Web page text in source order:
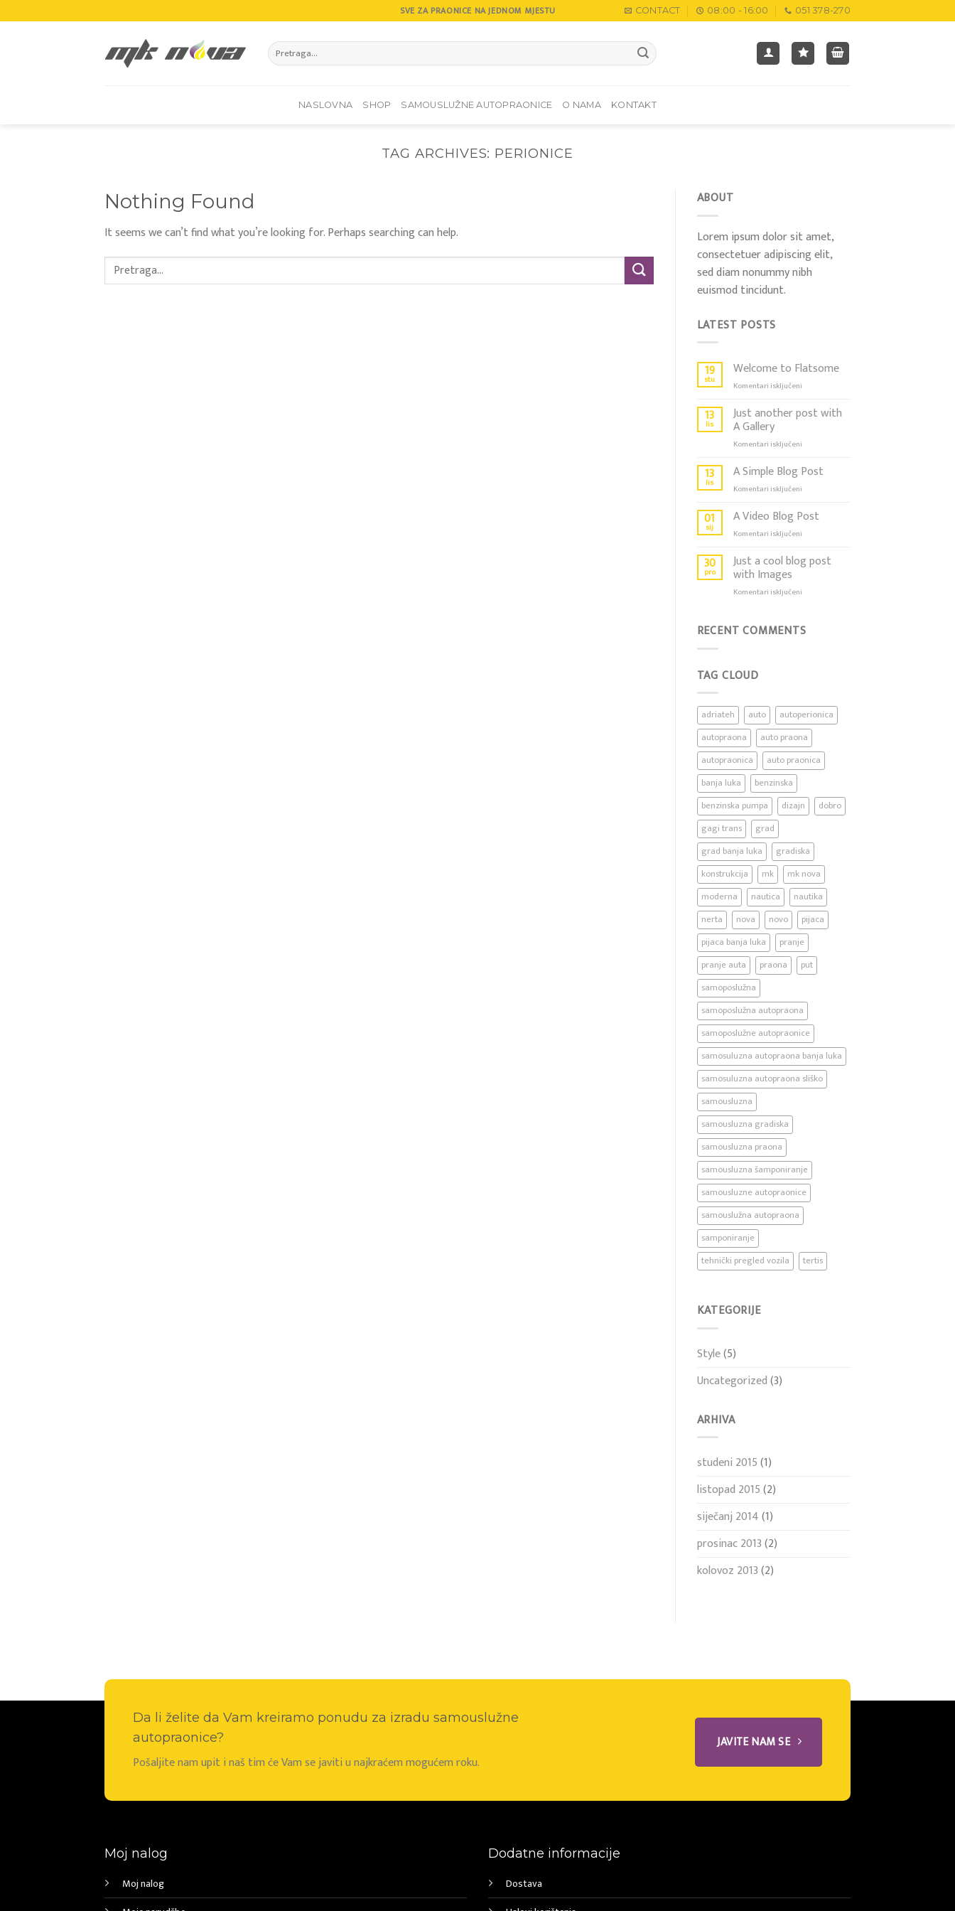
to
SVE ZA PRAONICE NA JEDNOM MJESTU CONTACT 08:00 - 16:00 051 378-270
Pretraži:
NASLOVNA SHOP SAMOUSLUŽNE AUTOPRAONICE O NAMA KONTAKT
TAG ARCHIVES: PERIONICE
Nothing Found
It seems we can’t find what you’re looking for. Perhaps searching can help.
ABOUT
Lorem ipsum dolor sit amet,
consectetuer adipiscing elit,
sed diam nonummy nibh
euismod tincidunt.
LATEST POSTS
19
stu
Welcome to Flatsome
Komentari isključeniza
to
13
lis
Just another post with
A Gallery
Komentari isključeniza
another
with
Gallery
13
lis
A Simple Blog Post
Komentari isključeniza
Simple
Post
01
sij
A Video Blog Post
Komentari isključeniza
Video
Blog
30
pro
Just a cool blog post
with Images
Komentari isključeniza
cool
RECENT COMMENTS
TAG CLOUD
adriateh auto
autoperionica
autopraona
auto praona
autopraonica
auto praonica
banja luka
benzinska
benzinska pumpa
dizajn
dobro
gagi trans
grad
grad banja luka
gradiska
konstrukcija
mk
mk nova
moderna
nautica
nautika
nerta
nova novo
pijaca
pijaca banja luka
pranje
pranje auta
praona
put
samoposlužna
samoposlužna autopraona
samoposlužne autopraonice
samosuluzna autopraona banja luka
samosuluzna autopraona sliško
samousluzna
samousluzna gradiska
samousluzna praona
samousluzna šamponiranje
samousluzne autopraonice
samouslužna autopraona
samponiranje
tehnički pregled vozila
tertis
KATEGORIJE
Style(5)
Uncategorized(3)
ARHIVA
studeni 2015(1)
listopad 2015(2)
siječanj 2014(1)
prosinac 2013(2)
kolovoz 2013(2)
Da li želite da Vam kreiramo ponudu za izradu samouslužne
autopraonice?
Pošaljite nam upit i naš tim će Vam se javiti u najkraćem mogućem roku.
JAVITE NAM SE
Moj nalog
Moj nalog
Dodatne informacije
Dostava